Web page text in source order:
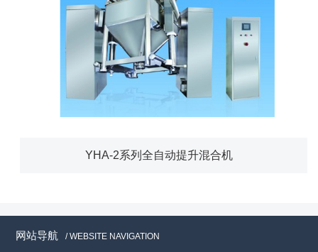
YHA-2系列全自动提升混合机
网站导航 / WEBSITE NAVIGATION